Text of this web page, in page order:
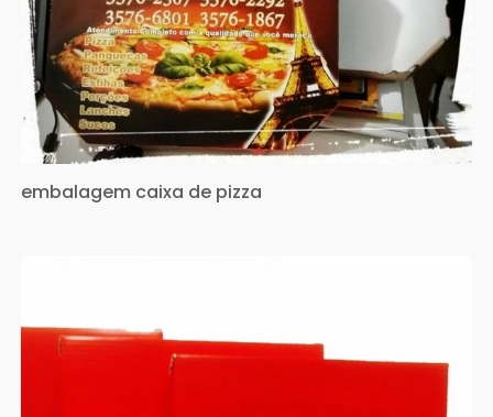
embalagem caixa de pizza